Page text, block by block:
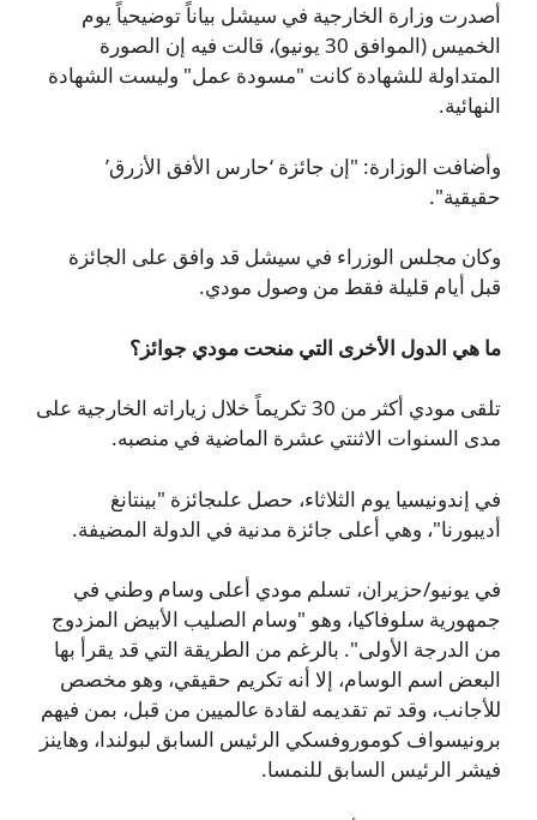
أصدرت وزارة الخارجية في سيشل بياناً توضيحياً يوم
الخميس (الموافق 30 يونيو)، قالت فيه إن الصورة
المتداولة للشهادة كانت "مسودة عمل" وليست الشهادة
النهائية.
وأضافت الوزارة: "إن جائزة ‘حارس الأفق الأزرق’
حقيقية".
وكان مجلس الوزراء في سيشل قد وافق على الجائزة
قبل أيام قليلة فقط من وصول مودي.
ما هي الدول الأخرى التي منحت مودي جوائز؟
تلقى مودي أكثر من 30 تكريماً خلال زياراته الخارجية على
مدى السنوات الاثنتي عشرة الماضية في منصبه.
في إندونيسيا يوم الثلاثاء، حصل علىجائزة "بينتانغ
أديبورنا"، وهي أعلى جائزة مدنية في الدولة المضيفة.
في يونيو/حزيران، تسلم مودي أعلى وسام وطني في
جمهورية سلوفاكيا، وهو "وسام الصليب الأبيض المزدوج
من الدرجة الأولى". بالرغم من الطريقة التي قد يقرأ بها
البعض اسم الوسام، إلا أنه تكريم حقيقي، وهو مخصص
للأجانب، وقد تم تقديمه لقادة عالميين من قبل، بمن فيهم
برونيسواف كوموروفسكي الرئيس السابق لبولندا، وهاينز
فيشر الرئيس السابق للنمسا.